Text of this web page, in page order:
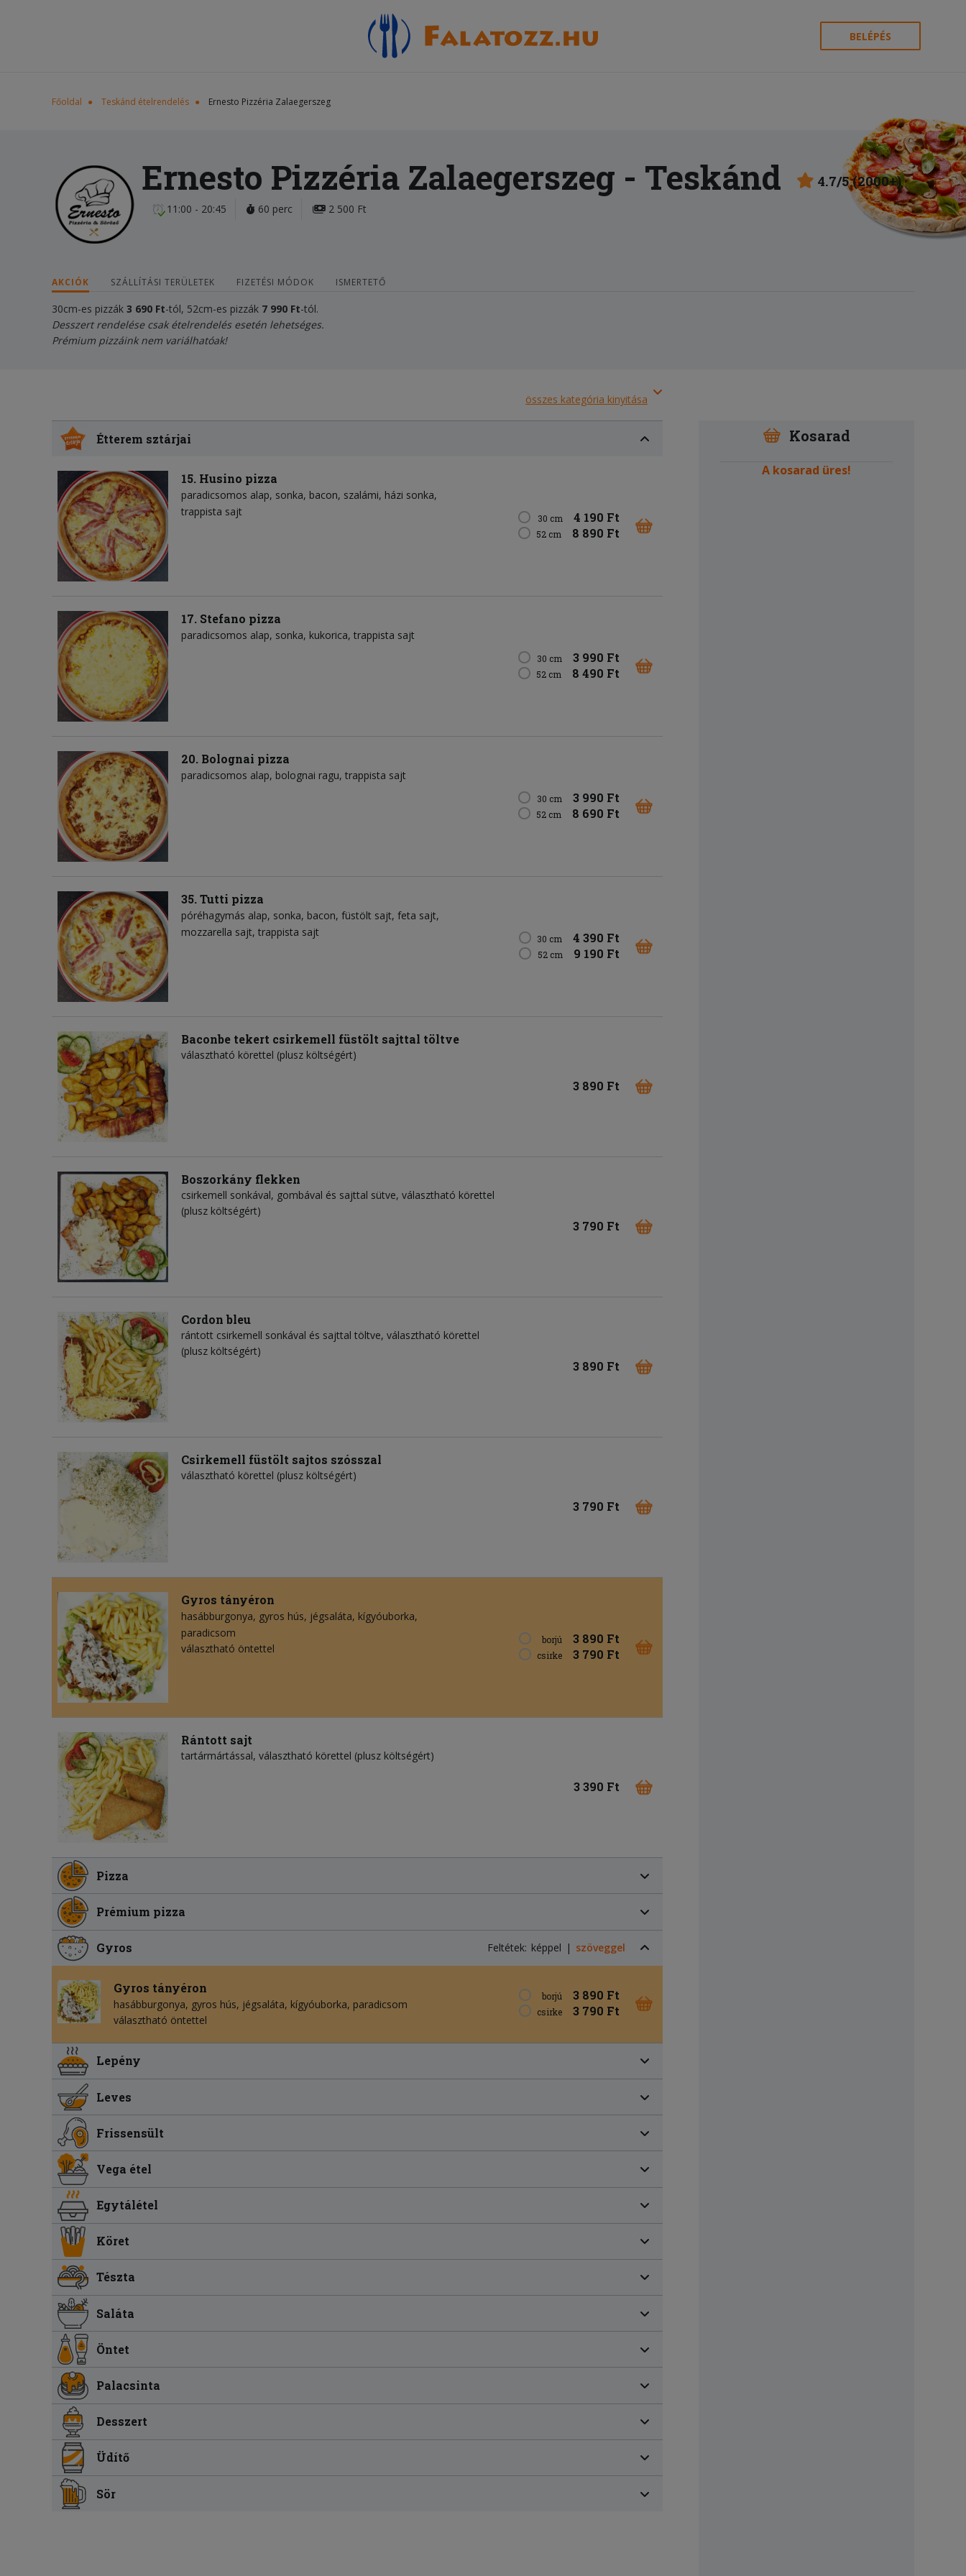
BELÉPÉS
Főoldal Teskánd ételrendelés Ernesto Pizzéria Zalaegerszeg
Ernesto Pizzéria Zalaegerszeg - Teskánd 4.7/5 (2000+)
11:00 - 20:45 60 perc 2 500 Ft
AKCIÓK SZÁLLÍTÁSI TERÜLETEK FIZETÉSI MÓDOK ISMERTETŐ
30cm-es pizzák 3 690 Ft-tól, 52cm-es pizzák 7 990 Ft-tól.
Desszert rendelése csak ételrendelés esetén lehetséges.
Prémium pizzáink nem variálhatóak!
összes kategória kinyitása
Étterem sztárjai
15. Husino pizza
paradicsomos alap sonka bacon szalámi házi sonka
trappista sajt
30 cm 4 190 Ft
52 cm 8 890 Ft
17. Stefano pizza
paradicsomos alap sonka kukorica trappista sajt
30 cm 3 990 Ft
52 cm 8 490 Ft
20. Bolognai pizza
paradicsomos alap bolognai ragu trappista sajt
30 cm 3 990 Ft
52 cm 8 690 Ft
35. Tutti pizza
póréhagymás alap sonka bacon füstölt sajt feta sajt
mozzarella sajt trappista sajt 30 cm 4 390 Ft
52 cm 9 190 Ft
Baconbe tekert csirkemell füstölt sajttal töltve
választható körettel (plusz költségért)
3 890 Ft
Boszorkány flekken
csirkemell sonkával, gombával és sajttal sütve, választható körettel
(plusz költségért)
3 790 Ft
Cordon bleu
rántott csirkemell sonkával és sajttal töltve, választható körettel
(plusz költségért)
3 890 Ft
Csirkemell füstölt sajtos szósszal
választható körettel (plusz költségért)
3 790 Ft
Gyros tányéron
hasábburgonya gyros hús jégsaláta kígyóuborka
paradicsom
választható öntettel
borjú 3 890 Ft
csirke 3 790 Ft
Rántott sajt
tartármártással, választható körettel (plusz költségért)
3 390 Ft
Pizza
Prémium pizza
Gyros Feltétek: képpel szöveggel
Gyros tányéron
hasábburgonya gyros hús jégsaláta kígyóuborka paradicsom
választható öntettel
borjú 3 890 Ft
csirke 3 790 Ft
Lepény
Leves
Frissensült
Vega étel
Egytálétel
Köret
Tészta
Saláta
Öntet
Palacsinta
Desszert
Üdítő
Sör
Kosarad
A kosarad üres!